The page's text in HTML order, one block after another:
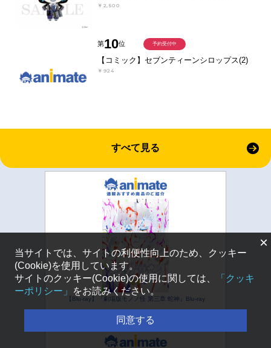
￥2,500
第10位
【コミック】セブンティーンシロップス(2)
￥924
予約受付中
すべて見る
【Blu-ray】『劇場版モノノ怪 第三章 蛇神』Blu-ray
×
当サイトでは、サイトの利便性向上のため、クッキー
(Cookie)を使用しています。
サイトのクッキー(Cookie)の使用に関しては、
「クッキ
ーポリシー」
をお読みください。
同意する